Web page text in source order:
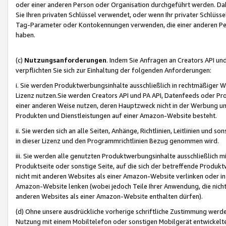
oder einer anderen Person oder Organisation durchgeführt werden.
Sie Ihren privaten Schlüssel verwendet, oder wenn Ihr privater
Tag-Parameter oder Kontokennungen verwenden, die einer anderen
haben.
(c) Nutzungsanforderungen. Indem Sie Anfragen an Creators API
verpflichten Sie sich zur Einhaltung der folgenden Anforderungen:
i. Sie werden Produktwerbungsinhalte ausschließlich in rechtmäßiger
Lizenz nutzen.Sie werden Creators API und PA API, Datenfeeds oder
einer anderen Weise nutzen, deren Hauptzweck nicht in der Werbung
Produkten und Dienstleistungen auf einer Amazon-Website besteht.
ii. Sie werden sich an alle Seiten, Anhänge, Richtlinien, Leitlinien und
in dieser Lizenz und den Programmrichtlinien Bezug genommen wird.
iii. Sie werden alle genutzten Produktwerbungsinhalte ausschließlich
Produktseite oder sonstige Seite, auf die sich der betreffende
nicht mit anderen Websites als einer Amazon-Website verlinken oder
Amazon-Website lenken (wobei jedoch Teile Ihrer Anwendung, die
anderen Websites als einer Amazon-Website enthalten dürfen).
(d) Ohne unsere ausdrückliche vorherige schriftliche Zustimmung
Nutzung mit einem Mobiltelefon oder sonstigen Mobilgerät